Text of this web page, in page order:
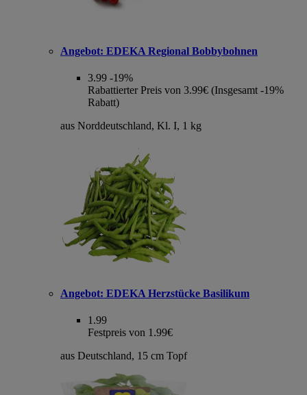
Angebot: EDEKA Regional Bobbybohnen
3.99 -19%
Rabattierter Preis von 3.99€ (Insgesamt -19%
Rabatt)
aus Norddeutschland, Kl. I, 1 kg
Angebot: EDEKA Herzstücke Basilikum
1.99
Festpreis von 1.99€
aus Deutschland, 15 cm Topf